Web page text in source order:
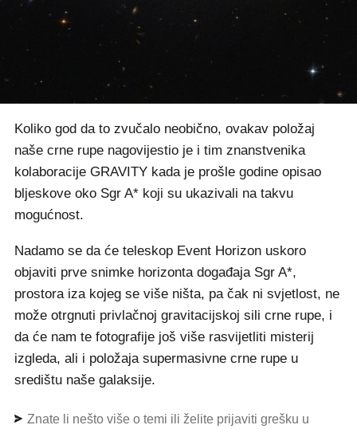
Koliko god da to zvučalo neobično, ovakav položaj
naše crne rupe nagovijestio je i tim znanstvenika
kolaboracije GRAVITY kada je prošle godine opisao
bljeskove oko Sgr A* koji su ukazivali na takvu
mogućnost.
Nadamo se da će teleskop Event Horizon uskoro
objaviti prve snimke horizonta događaja Sgr A*,
prostora iza kojeg se više ništa, pa čak ni svjetlost, ne
može otrgnuti privlačnoj gravitacijskoj sili crne rupe, i
da će nam te fotografije još više rasvijetliti misterij
izgleda, ali i položaja supermasivne crne rupe u
središtu naše galaksije.
Znate li nešto više o temi ili želite prijaviti grešku u